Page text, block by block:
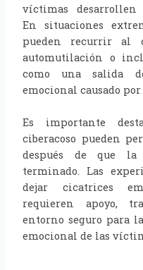
víctimas desarrollen
En situaciones
pueden recurrir al
automutilación o
como una salida
emocional causado
Es importante
ciberacoso pueden
después de que la
terminado. Las
dejar cicatrices
requieren apoyo,
entorno seguro para
emocional de las